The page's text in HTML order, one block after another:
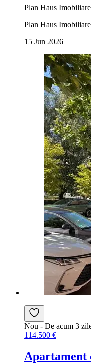
Plan Haus Imobiliare
Plan Haus Imobiliare
15 Jun 2026
Nou - De acum 3
114.500 €
Apartament